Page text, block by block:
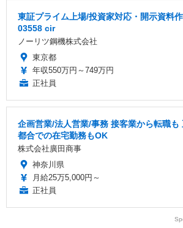
東証プライム上場/投資家対応・開示資料
03558 cir
ノーリツ鋼機株式会社
東京都
年収550万円～749万円
正社員
企画営業/法人営業/事務 接客業から転職も
都合での在宅勤務もOK
株式会社廣田商事
神奈川県
月給25万5,000円～
正社員